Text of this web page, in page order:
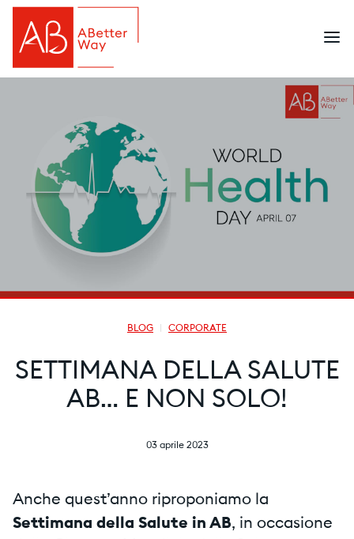
BLOG CORPORATE
SETTIMANA DELLA SALUTE
AB… E NON SOLO!
03 aprile 2023
Anche quest’anno riproponiamo la
Settimana della Salute in AB, in occasione